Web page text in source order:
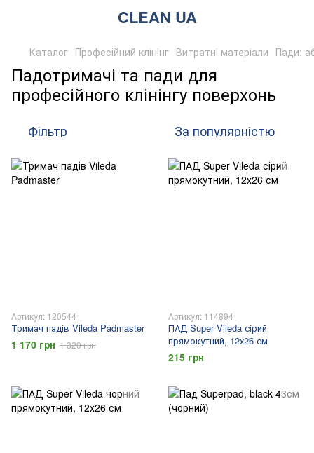
CLEAN UA
Каталог Професійний клінінг Витратні матеріали Пади:
Падотримачі та пади для
професійного клінінгу поверхонь
Фільтр За популярністю
Артикул: 120544
Тримач падів Vileda Padmaster
1 170 грн 1 320 грн
Артикул: 114894
ПАД Super Vileda сірий
прямокутний, 12х26 см
215 грн